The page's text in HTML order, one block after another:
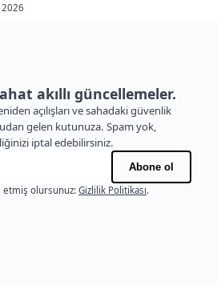
akıllı güncellemeler.
açılışları ve sahadaki güvenlik
gelen kutunuza. Spam yok,
iptal edebilirsiniz.
Abone ol
etmiş olursunuz: Gizlilik Politikası.